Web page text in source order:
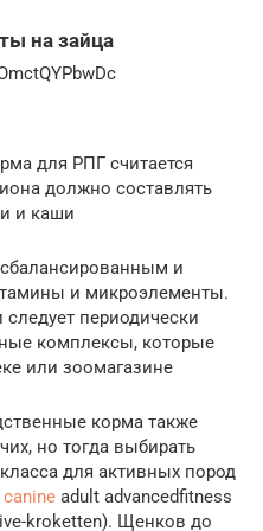
на зайца
для РПГ считается
должно составлять
и каши
и
и микроэлементы.
периодически
комплексы, которые
или зоомагазине
корма также
но тогда выбирать
для активных пород
adult advancedfitness
kroketten). Щенков до